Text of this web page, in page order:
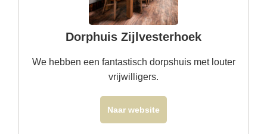
Dorphuis Zijlvesterhoek
We hebben een fantastisch dorpshuis met louter
vrijwilligers.
Naar website